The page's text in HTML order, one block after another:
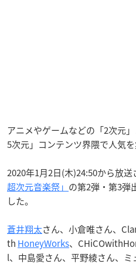
アニメやゲームなどの「2次元
5次元」コンテンツ界隈で人気
2020年1月2日(木)24:50から放送
超次元音楽祭」 の第2弾・第3弾
した。
蒼井翔太さん、小倉唯さん、
th HoneyWorks、
l、中島愛さん、平野綾さん、ミ